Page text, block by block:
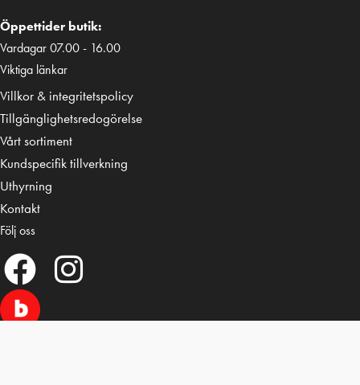
Öppettider butik:
Vardagar 07.00 - 16.00
Viktiga länkar
Villkor & integritetspolicy
Tillgänglighetsredogörelse
Vårt sortiment
Kundspecifik tillverkning
Uthyrning
Kontakt
Följ oss